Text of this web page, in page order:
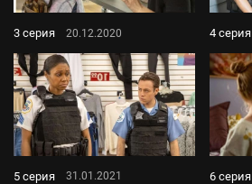
3 серия 20.12.2020 4 серия
5 серия 31.01.2021 6 серия